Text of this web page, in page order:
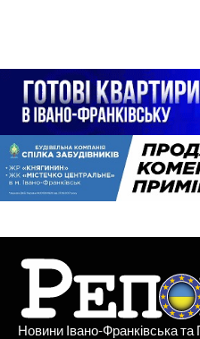
Новини Івано-Франківська та